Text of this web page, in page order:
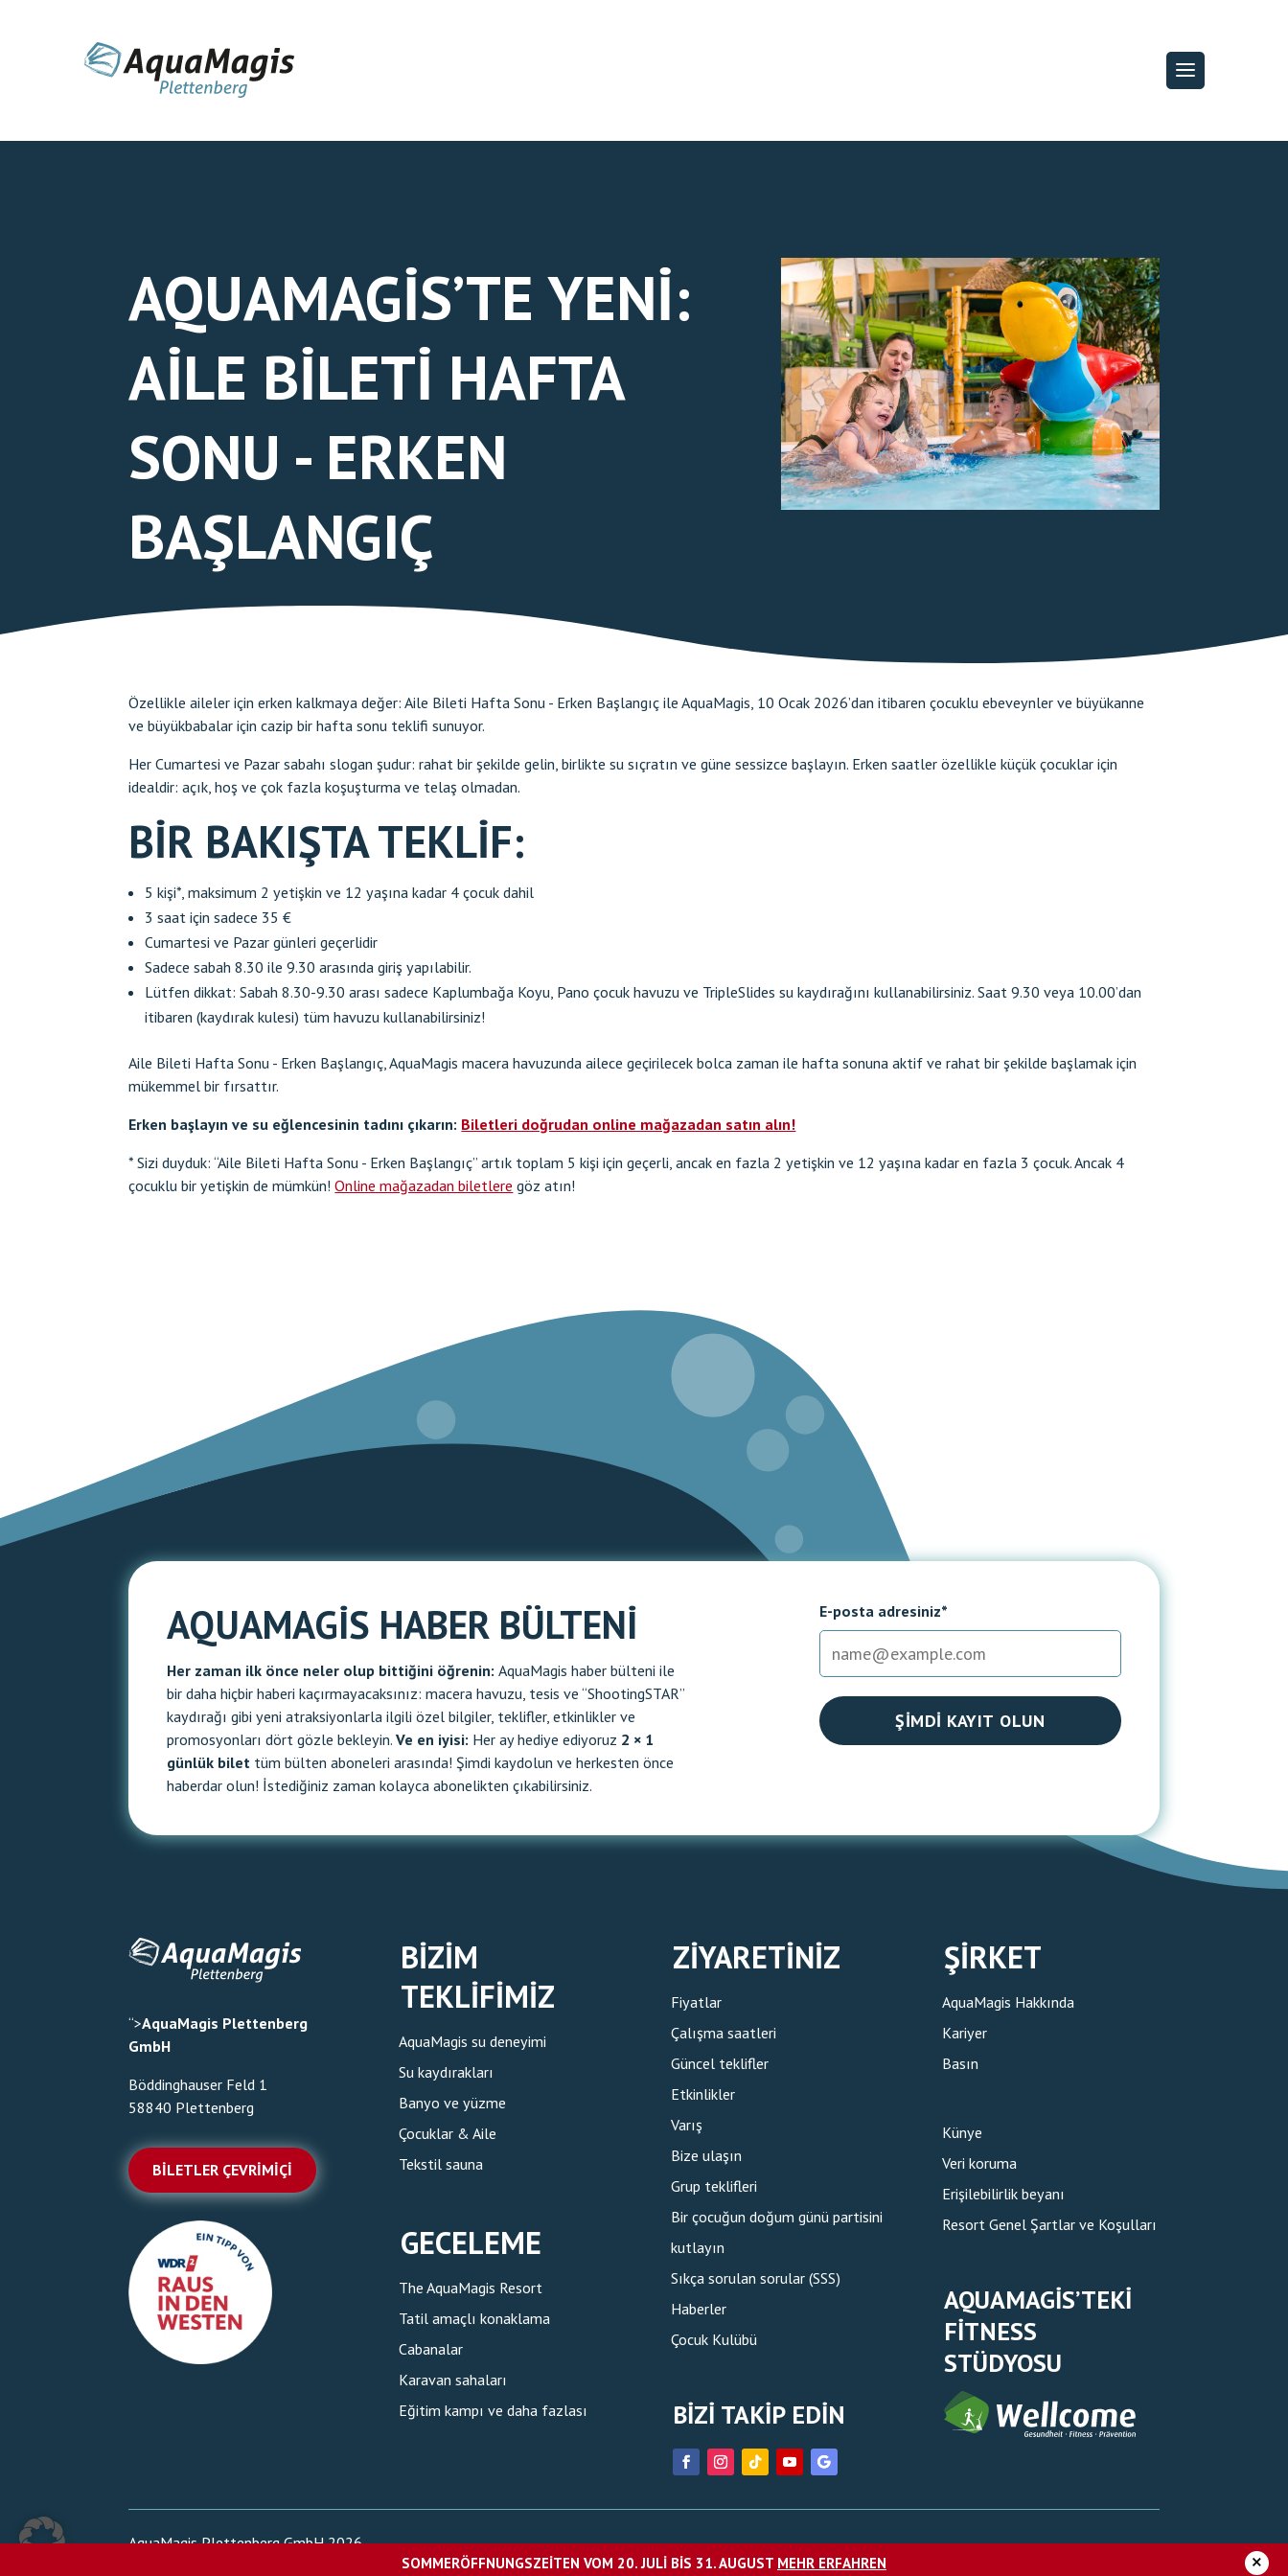
SOMMERÖFFNUNGSZEITEN VOM 20. JULI BIS 31. AUGUST MEHR ERFAHREN ×
AQUAMAGIS’TE YENI:
AILE BILETI HAFTA
SONU - ERKEN
BAŞLANGIÇ
Özellikle aileler için erken kalkmaya değer: Aile Bileti Hafta Sonu - Erken Başlangıç ile AquaMagis, 10 Ocak 2026’dan itibaren çocuklu ebeveynler ve büyükanne
ve büyükbabalar için cazip bir hafta sonu teklifi sunuyor.
Her Cumartesi ve Pazar sabahı slogan şudur: rahat bir şekilde gelin, birlikte su sıçratın ve güne sessizce başlayın. Erken saatler özellikle küçük çocuklar için
idealdir: açık, hoş ve çok fazla koşuşturma ve telaş olmadan.
BIR BAKIŞTA TEKLIF:
5 kişi*, maksimum 2 yetişkin ve 12 yaşına kadar 4 çocuk dahil
3 saat için sadece 35 €
Cumartesi ve Pazar günleri geçerlidir
Sadece sabah 8.30 ile 9.30 arasında giriş yapılabilir.
Lütfen dikkat: Sabah 8.30-9.30 arası sadece Kaplumbağa Koyu, Pano çocuk havuzu ve TripleSlides su kaydırağını kullanabilirsiniz. Saat 9.30 veya 10.00’dan
itibaren (kaydırak kulesi) tüm havuzu kullanabilirsiniz!
Aile Bileti Hafta Sonu - Erken Başlangıç, AquaMagis macera havuzunda ailece geçirilecek bolca zaman ile hafta sonuna aktif ve rahat bir şekilde başlamak için
mükemmel bir fırsattır.
Erken başlayın ve su eğlencesinin tadını çıkarın: Biletleri doğrudan online mağazadan satın alın!
* Sizi duyduk: “Aile Bileti Hafta Sonu - Erken Başlangıç” artık toplam 5 kişi için geçerli, ancak en fazla 2 yetişkin ve 12 yaşına kadar en fazla 3 çocuk. Ancak 4
çocuklu bir yetişkin de mümkün!Online mağazadan biletlere göz atın!
AQUAMAGIS HABER BÜLTENI
Her zaman ilk önce neler olup bittiğini öğrenin:AquaMagis haber bülteni ile
bir daha hiçbir haberi kaçırmayacaksınız: macera havuzu, tesis ve “ShootingSTAR”
kaydırağı gibi yeni atraksiyonlarla ilgili özel bilgiler, teklifler, etkinlikler ve
promosyonları dört gözle bekleyin.Ve en iyisi: Her ay hediye ediyoruz 2 × 1
günlük bilet tüm bülten aboneleri arasında! Şimdi kaydolun ve herkesten önce
haberdar olun! İstediğiniz zaman kolayca abonelikten çıkabilirsiniz.
E-posta adresiniz*
ŞIMDI KAYIT OLUN
“>AquaMagis Plettenberg
GmbH
Böddinghauser Feld 1
58840 Plettenberg
BILETLER ÇEVRIMIÇI
BIZIM
TEKLIFIMIZ
AquaMagis su deneyimi
Su kaydırakları
Banyo ve yüzme
Çocuklar & Aile
Tekstil sauna
GECELEME
The AquaMagis Resort
Tatil amaçlı konaklama
Cabanalar
Karavan sahaları
Eğitim kampı ve daha fazlası
ZIYARETINIZ
Fiyatlar
Çalışma saatleri
Güncel teklifler
Etkinlikler
Varış
Bize ulaşın
Grup teklifleri
Bir çocuğun doğum günü partisini
kutlayın
Sıkça sorulan sorular (SSS)
Haberler
Çocuk Kulübü
BIZI TAKIP EDIN
ŞIRKET
AquaMagis Hakkında
Kariyer
Basın
Künye
Veri koruma
Erişilebilirlik beyanı
Resort Genel Şartlar ve Koşulları
AQUAMAGIS’TEKI
FITNESS
STÜDYOSU
AquaMagis Plettenberg GmbH 2026